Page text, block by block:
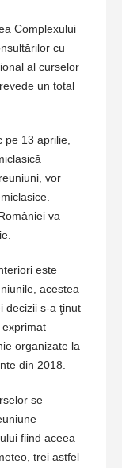
Complexului
cu
al curselor
un total
pe 13 aprilie,
vor
va
este
acestea
decizii s-a ţinut
organizate la
din 2018.
se
fiind aceea
trei astfel